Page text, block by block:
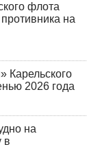
флота
на
Карельского
2026 года
на
в